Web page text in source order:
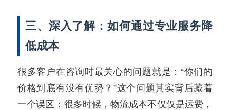
三、深入了解：如何通过专业服务降
低成本
很多客户在咨询时最关心的问题就是：“你们的
价格到底有没有优势？”这个问题其实背后藏着
一个误区：很多时候，物流成本不仅仅是运费，